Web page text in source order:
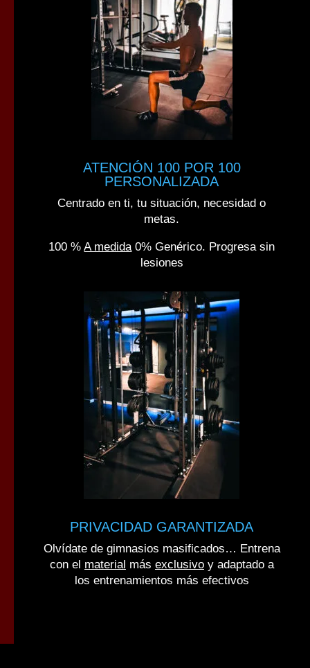
ATENCIÓN 100 POR 100
PERSONALIZADA
Centrado en ti, tu situación, necesidad o
metas.
100 %A medida0% Genérico. Progresa sin
lesiones
PRIVACIDAD GARANTIZADA
Olvídate de gimnasios masificados… Entrena
con el material más exclusivoy adaptado a
los entrenamientos más efectivos